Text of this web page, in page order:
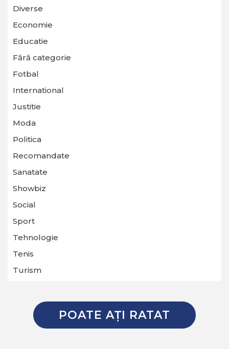
Diverse
Economie
Educatie
Fără categorie
Fotbal
International
Justitie
Moda
Politica
Recomandate
Sanatate
Showbiz
Social
Sport
Tehnologie
Tenis
Turism
POATE AŢI RATAT